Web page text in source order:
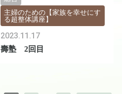
壽塾 2回目
2023.11.17
主婦のための【家族を幸せにす
る超整体講座】